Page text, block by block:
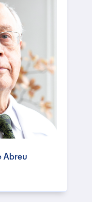
Abreu